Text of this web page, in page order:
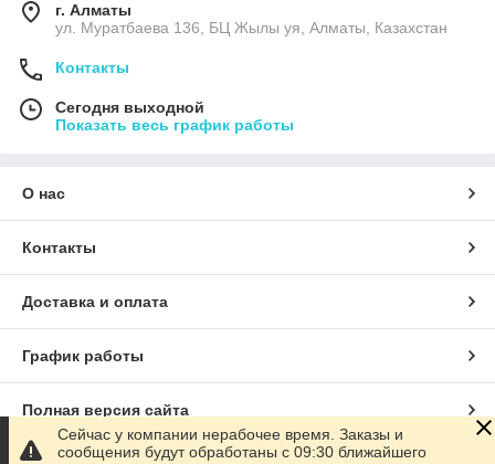
г. Алматы
ул. Муратбаева 136, БЦ Жылы уя, Алматы, Казахстан
Контакты
Сегодня выходной
Показать весь график работы
О нас
Контакты
Доставка и оплата
График работы
Полная версия сайта
Сейчас у компании нерабочее время. Заказы и
сообщения будут обработаны с 09:30 ближайшего